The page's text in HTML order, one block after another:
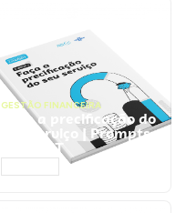
GESTÃO FINANCEIRA
Faça a precificação do
seu serviço | Prompts
ChatGPT